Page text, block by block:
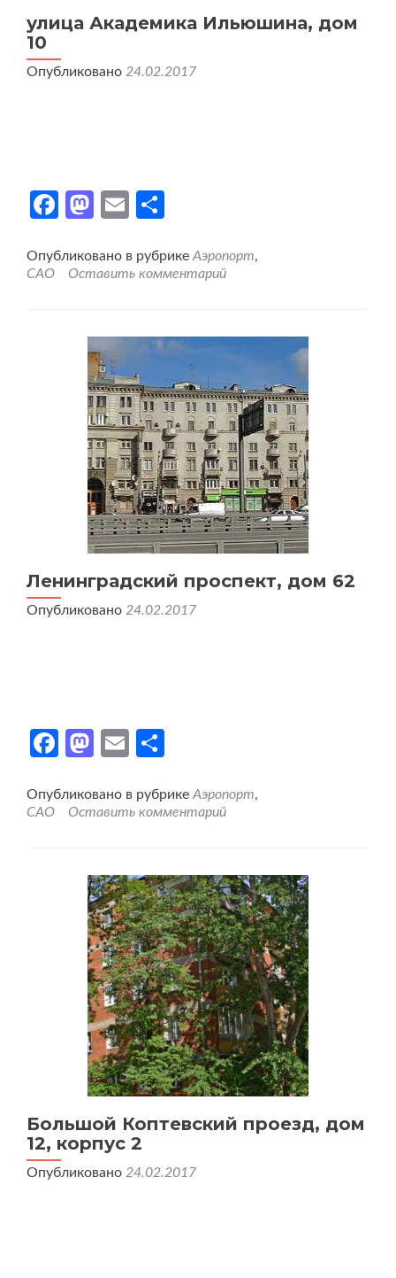
улица Академика Ильюшина, дом
10
Опубликовано 24.02.2017
Facebook
Mastodon
Email
Опубликовано в рубрике Аэропорт,
САО
Оставить комментарий
Ленинградский проспект, дом 62
Опубликовано 24.02.2017
Facebook
Mastodon
Email
Опубликовано в рубрике Аэропорт,
САО
Оставить комментарий
Большой Коптевский проезд, дом
12, корпус 2
Опубликовано 24.02.2017